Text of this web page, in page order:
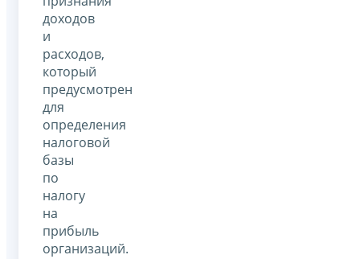
доходов
и
расходов,
который
предусмотрен
для
определения
налоговой
базы
по
налогу
на
прибыль
организаций.